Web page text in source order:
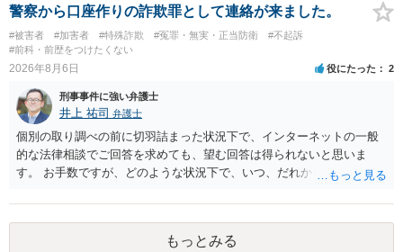
護観察所と連携した職業支援の内容や具体的な就労・監督状況） ・監
督者の証言 など、証拠で担保された客観性と実現可能性があるもので
なければあまり意味がありません。 もともと執行猶予が狙える事案で
あれば本人の反省の言葉だけで十分であり、実刑となるか微妙な事案
いうのが実感です。
警察から口座作りの詐欺罪として連絡が来ました。
#被害者 #加害者 #特殊詐欺 #冤罪・無実・正当防衛
#不起訴
#前科・前歴をつけたくない
2026年8月6日 役にたった 2
刑事事件に強い弁護士
井上 祐司 弁護士
個別の取り調べの前に切羽詰まった状況下で、インターネットの一般
的な法律相談でご回答を求めても、望む回答は得られないと思いま
す。 お手数ですが、どのような状況下で、いつ、だれからどのような
の程度だと聞いているのかということについて、お近くで詳細な法律
相談を受けられたうえで対処方法を探された方がよいと思われます。
一般論でいえば、任意取り調べの場合、ＩＣレコーダーを持参して取
もっとみる